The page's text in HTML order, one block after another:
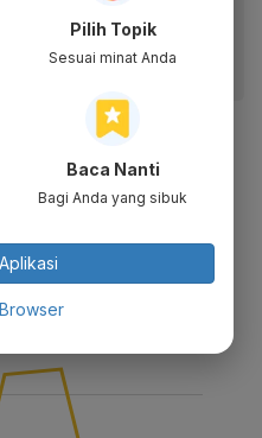
Pilih Topik
Sesuai minat Anda
Baca Nanti
Bagi Anda yang sibuk